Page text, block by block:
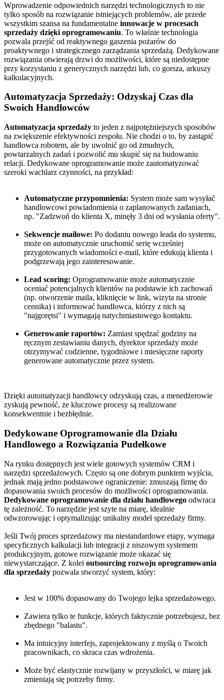
Wprowadzenie odpowiednich narzędzi technologicznych to nie
tylko sposób na rozwiązanie istniejących problemów, ale przede
wszystkim szansa na fundamentalne innowacje w procesach
sprzedaży dzięki oprogramowaniu. To właśnie technologia
pozwala przejść od reaktywnego gaszenia pożarów do
proaktywnego i strategicznego zarządzania sprzedażą. Dedykowane
rozwiązania otwierają drzwi do możliwości, które są niedostępne
przy korzystaniu z generycznych narzędzi lub, co gorsza, arkuszy
kalkulacyjnych.
Automatyzacja Sprzedaży: Odzyskaj Czas dla
Swoich Handlowców
Automatyzacja sprzedaży to jeden z najpotężniejszych sposobów
na zwiększenie efektywności zespołu. Nie chodzi o to, by zastąpić
handlowca robotem, ale by uwolnić go od żmudnych,
powtarzalnych zadań i pozwolić mu skupić się na budowaniu
relacji. Dedykowane oprogramowanie może zautomatyzować
szeroki wachlarz czynności, na przykład:
Automatyczne przypomnienia: System może sam wysyłać
handlowcowi powiadomienia o zaplanowanych zadaniach,
np. "Zadzwoń do klienta X, minęły 3 dni od wysłania oferty".
Sekwencje mailowe: Po dodaniu nowego leada do systemu,
może on automatycznie uruchomić serię wcześniej
przygotowanych wiadomości e-mail, które edukują klienta i
podgrzewają jego zainteresowanie.
Lead scoring: Oprogramowanie może automatycznie
oceniać potencjalnych klientów na podstawie ich zachowań
(np. otworzenie maila, kliknięcie w link, wizyta na stronie
cennika) i informować handlowca, którzy z nich są
"najgorętsi" i wymagają natychmiastowego kontaktu.
Generowanie raportów: Zamiast spędzać godziny na
ręcznym zestawianiu danych, dyrektor sprzedaży może
otrzymywać codzienne, tygodniowe i miesięczne raporty
generowane automatycznie przez system.
Dzięki automatyzacji handlowcy odzyskują czas, a menedżerowie
zyskują pewność, że kluczowe procesy są realizowane
konsekwentnie i bezbłędnie.
Dedykowane Oprogramowanie dla Działu
Handlowego a Rozwiązania Pudełkowe
Na rynku dostępnych jest wiele gotowych systemów CRM i
narzędzi sprzedażowych. Często są one dobrym punktem wyjścia,
jednak mają jedno podstawowe ograniczenie: zmuszają firmę do
dopasowania swoich procesów do możliwości oprogramowania.
Dedykowane oprogramowanie dla działu handlowego odwraca
tę zależność. To narzędzie jest szyte na miarę, idealnie
odwzorowując i optymalizując unikalny model sprzedaży firmy.
Jeśli Twój proces sprzedażowy ma niestandardowe etapy, wymaga
specyficznych kalkulacji lub integracji z niszowym systemem
produkcyjnym, gotowe rozwiązanie może okazać się
niewystarczające. Z kolei outsourcing rozwoju oprogramowania
dla sprzedaży pozwala stworzyć system, który:
Jest w 100% dopasowany do Twojego lejka sprzedażowego.
Zawiera tylko te funkcje, których faktycznie potrzebujesz, bez
zbędnego "balastu".
Ma intuicyjny interfejs, zaprojektowany z myślą o Twoich
pracownikach, co skraca czas wdrożenia.
Może być elastycznie rozwijany w przyszłości, w miarę jak
zmieniają się potrzeby firmy.